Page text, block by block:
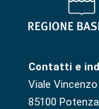
Contatti e
Viale
85100